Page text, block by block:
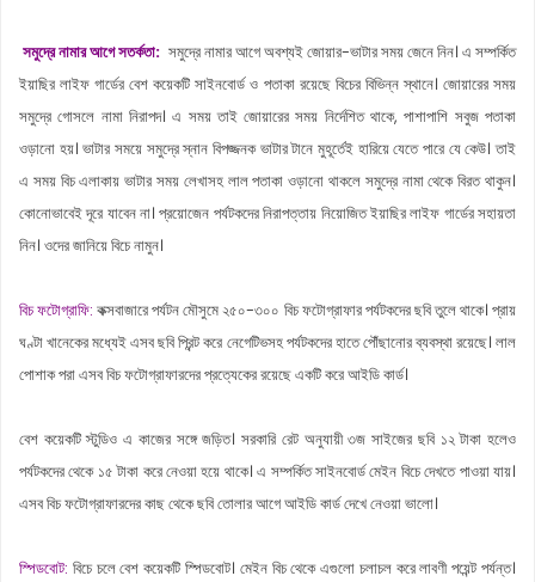
সমুদ্রে নামার আগে সতর্কতা: সমুদ্রে নামার আগে অবশ্যই জোয়ার-ভাটার সময় জেনে নিন। এ সম্পর্কিত
ইয়াছির লাইফ গার্ডের বেশ কয়েকটি সাইনবোর্ড ও পতাকা রয়েছে বিচের বিভিন্ন স্থানে। জোয়ারের সময়
সমুদ্রে গোসলে নামা নিরাপদ। এ সময় তাই জোয়ারের সময় নির্দেশিত থাকে, পাশাপাশি সবুজ পতাকা
ওড়ানো হয়। ভাটার সময়ে সমুদ্রে স্নান বিপজ্জনক ভাটার টানে মুহূর্তেই হারিয়ে যেতে পারে যে কেউ। তাই
এ সময় বিচ এলাকায় ভাটার সময় লেখাসহ লাল পতাকা ওড়ানো থাকলে সমুদ্রে নামা থেকে বিরত থাকুন।
কোনোভাবেই দূরে যাবেন না। প্রয়োজেন পর্যটকদের নিরাপত্তায় নিয়োজিত ইয়াছির লাইফ গার্ডের সহায়তা
নিন। ওদের জানিয়ে বিচে নামুন।
বিচ ফটোগ্রাফি:কক্সবাজারে পর্যটন মৌসুমে ২৫০-৩০০ বিচ ফটোগ্রাফার পর্যটকদের ছবি তুলে থাকে। প্রায়
ঘণ্টা খানেকের মধ্যেই এসব ছবি প্রিন্ট করে নেগেটিভসহ পর্যটকদের হাতে পৌঁছানোর ব্যবস্থা রয়েছে। লাল
পোশাক পরা এসব বিচ ফটোগ্রাফারদের প্রত্যেকের রয়েছে একটি করে আইডি কার্ড।
বেশ কয়েকটি স্টুডিও এ কাজের সঙ্গে জড়িত। সরকারি রেট অনুযায়ী ৩জ সাইজের ছবি ১২ টাকা হলেও
পর্যটকদের থেকে ১৫ টাকা করে নেওয়া হয়ে থাকে। এ সম্পর্কিত সাইনবোর্ড মেইন বিচে দেখতে পাওয়া যায়।
এসব বিচ ফটোগ্রাফারদের কাছ থেকে ছবি তোলার আগে আইডি কার্ড দেখে নেওয়া ভালো।
স্পিডবোট: বিচে চলে বেশ কয়েকটি স্পিডবোট। মেইন বিচ থেকে এগুলো চলাচল করে লাবণী পয়েন্ট পর্যন্ত।